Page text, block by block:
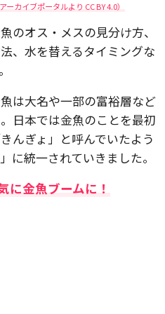
カイブポータルより CC BY 4.0）
のオス・メスの見分け方、
、水を替えるタイミングな
は大名や一部の富裕層など
日本では金魚のことを最初
んぎょ」と呼んでいたよう
に統一されていきました。
に金魚ブームに！